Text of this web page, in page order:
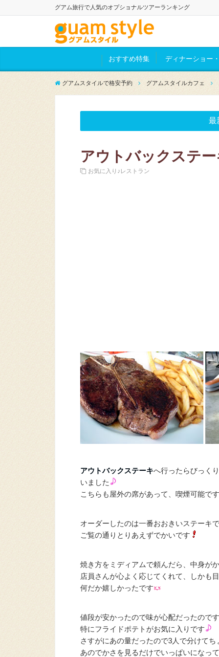
グアム旅行で人気のオプショナルツアーランキング
おすすめ特集 ディナーショー
グアムスタイルで格安予約 グアムスタイルカフェ
最
アウトバックステ
お気に入り♪レストラン
アウトバックステーキへ行ったらびっく
いました
こちらも屋外の席があって、喫煙可能で
オーダーしたのは一番おおきいステーキ
ご覧の通りとりあえずでかいです
焼き方をミディアムで頼んだら、中身が
店員さんが心よく応じてくれて、しかも
何だか嬉しかったです
値段が安かったので味が心配だったので
特にフライドポテトがお気に入りです
さすがにあの量だったので3人で分けて
あのでかさを見るだけでいっぱいになっ